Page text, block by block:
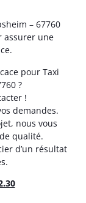
– 67760
assurer une
pour Taxi
?
!
demandes.
nous vous
qualité.
d’un résultat